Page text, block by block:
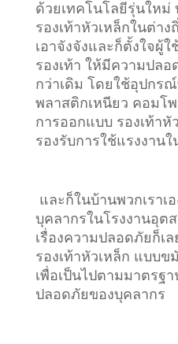
ด้วยเทคโนโลยีรุ่นใหม่
รองเท้าหัวเหล็กในต่า
เอาจังจังและก็ตั้งใจผู้
รองเท้า ให้มีความปล
กว่าเดิม โดยใช้อุปกร
พลาสติกเหนียว คอมโ
การออกแบบ รองเท้าหั
รองรับการใช้แรงงาน
และก็ในบ้านพวกเราเ
บุคลากรในโรงงานอุต
เรื่องความปลอดภัยก็เ
รองเท้าหัวเหล็ก แบบข
เพื่อเป็นไปตามมาตรฐ
ปลอดภัยของบุคลากร